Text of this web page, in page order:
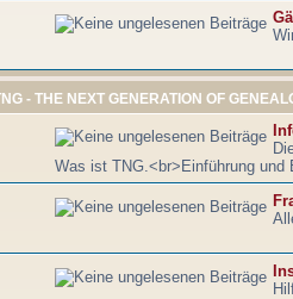
- THE NEXT GENERATION OF
Was ist TNG.<br>Einführung und